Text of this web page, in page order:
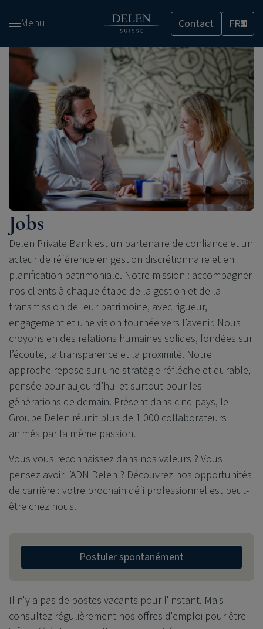
au
contenu
Menu Contact FRCH
Jobs
Delen Private Bank est un partenaire de confiance et un
acteur de référence en gestion discrétionnaire et en
planification patrimoniale. Notre mission : accompagner
nos clients à chaque étape de la gestion et de la
transmission de leur patrimoine, avec rigueur,
engagement et une vision tournée vers l’avenir. Nous
croyons en des relations humaines solides, fondées sur
l’écoute, la transparence et la proximité. Notre
approche repose sur une stratégie réfléchie et durable,
pensée pour aujourd’hui et surtout pour les
générations de demain. Présent dans cinq pays, le
Groupe Delen réunit plus de 1 000 collaborateurs
animés par la même passion.
Vous vous reconnaissez dans nos valeurs ? Vous
pensez avoir l’ADN Delen ? Découvrez nos opportunités
de carrière : votre prochain défi professionnel est peut-
être chez nous.
Il n'y a pas de postes vacants pour l'instant. Mais
consultez régulièrement nos offres d'emploi pour être
Postuler spontanément